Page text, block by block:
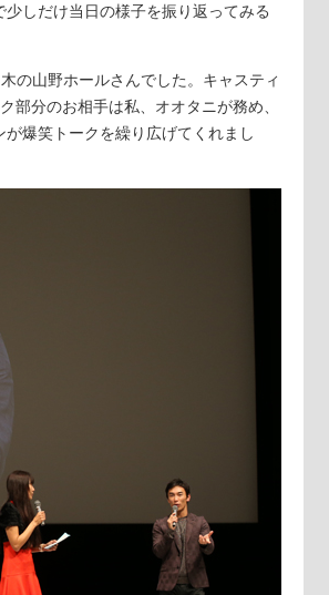
しだけ当日の様子を振り返ってみる
の山野ホールさんでした。キャスティ
部分のお相手は私、オオタニが務め、
爆笑トークを繰り広げてくれまし